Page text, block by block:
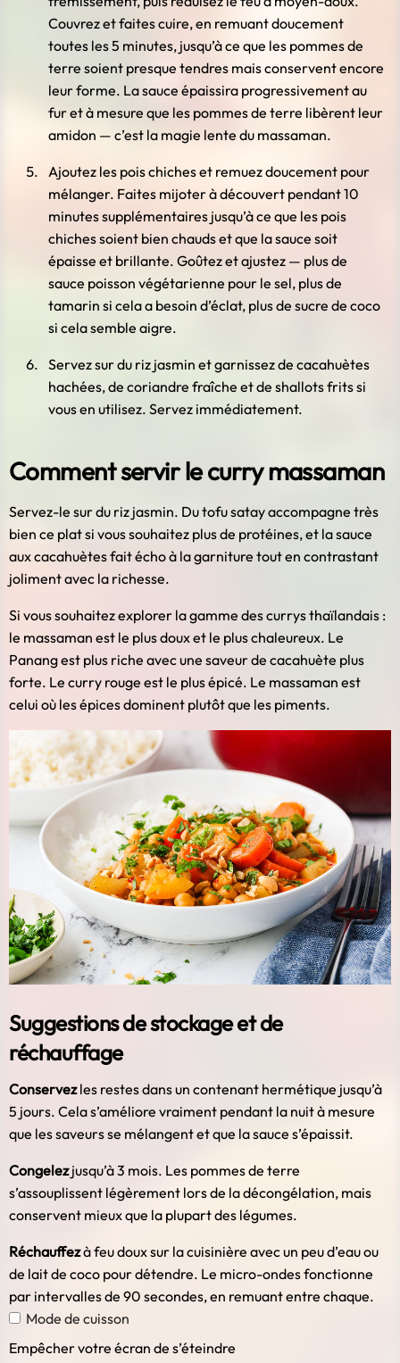
Couvrez et faites cuire, en remuant doucement
toutes les 5 minutes, jusqu’à ce que les pommes de
terre soient presque tendres mais conservent encore
leur forme. La sauce épaissira progressivement au
fur et à mesure que les pommes de terre libèrent leur
amidon — c’est la magie lente du massaman.
Ajoutez les pois chiches et remuez doucement pour
mélanger. Faites mijoter à découvert pendant 10
minutes supplémentaires jusqu’à ce que les pois
chiches soient bien chauds et que la sauce soit
épaisse et brillante. Goûtez et ajustez — plus de
sauce poisson végétarienne pour le sel, plus de
tamarin si cela a besoin d’éclat, plus de sucre de coco
si cela semble aigre.
Servez sur du riz jasmin et garnissez de cacahuètes
hachées, de coriandre fraîche et de shallots frits si
vous en utilisez. Servez immédiatement.
Comment servir le curry massaman
Servez-le sur du riz jasmin. Du tofu satay accompagne très
bien ce plat si vous souhaitez plus de protéines, et la sauce
aux cacahuètes fait écho à la garniture tout en contrastant
joliment avec la richesse.
Si vous souhaitez explorer la gamme des currys thaïlandais :
le massaman est le plus doux et le plus chaleureux. Le
Panang est plus riche avec une saveur de cacahuète plus
forte. Le curry rouge est le plus épicé. Le massaman est
celui où les épices dominent plutôt que les piments.
Suggestions de stockage et de
réchauffage
Conservezles restes dans un contenant hermétique jusqu’à
5 jours. Cela s’améliore vraiment pendant la nuit à mesure
que les saveurs se mélangent et que la sauce s’épaissit.
Congelezjusqu’à 3 mois. Les pommes de terre
s’assouplissent légèrement lors de la décongélation, mais
conservent mieux que la plupart des légumes.
Réchauffezà feu doux sur la cuisinière avec un peu d’eau ou
de lait de coco pour détendre. Le micro-ondes fonctionne
par intervalles de 90 secondes, en remuant entre chaque.
Mode de cuisson
Empêcher votre écran de s’éteindre